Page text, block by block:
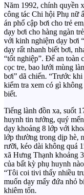
Năm 1992, chính quyền
công tác Chi hội Phụ nữ
án phổ cập bơi cho trẻ
dạy bơi cho hàng ngàn
với kinh nghiệm dạy bơi
dạy rất nhanh biết bơi,
“tốt nghiệp”. Để an toàn
cọc tre, bao lưới mùng
bơi” dã chiến. “Trước
kiểm tra xem có gì
biết.
Tiếng lành đồn xa, suốt
huynh tin tưởng, quý
dạy khoảng 8 lớp với
lớp thường trong dịp hè,
rưỡi, kéo dài không quá
xã Hưng Thạnh khoảng
của bất kỳ phụ huynh
“Tôi coi tivi thấy nhiều
muốn dạy mấy đứa nhỏ
khiêm tốn.